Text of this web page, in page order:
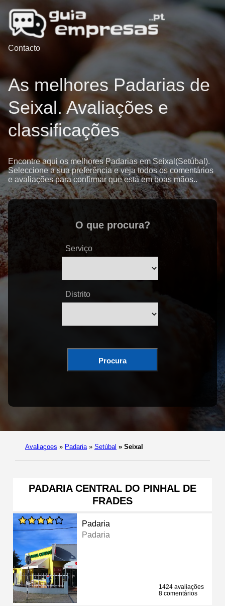
Contacto
As melhores Padarias de
Seixal. Avaliações e
classificações
Encontre aqui os melhores Padarias em Seixal(Setúbal).
Seleccione a sua preferência e veja todos os comentários
e avaliações para confirmar que está em boas mãos..
O que procura?
Serviço
Distrito
Procura
Avaliaçoes » Padaria » Setúbal » Seixal
PADARIA CENTRAL DO PINHAL DE
FRADES
Padaria
Padaria
1424 avaliações
8 comentários